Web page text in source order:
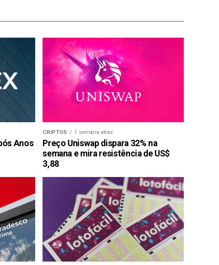
Anos
CRIPTOS 1 semana atrás
Preço Uniswap dispara 32% na
semana e mira resistência de US$
3,88